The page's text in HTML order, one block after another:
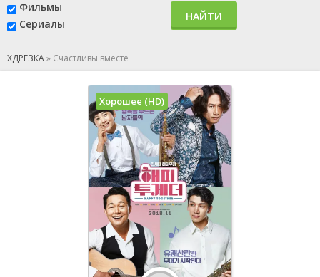
Фильмы
Сериалы
НАЙТИ
ХДРЕЗКА» Счастливы вместе
Хорошее (HD)